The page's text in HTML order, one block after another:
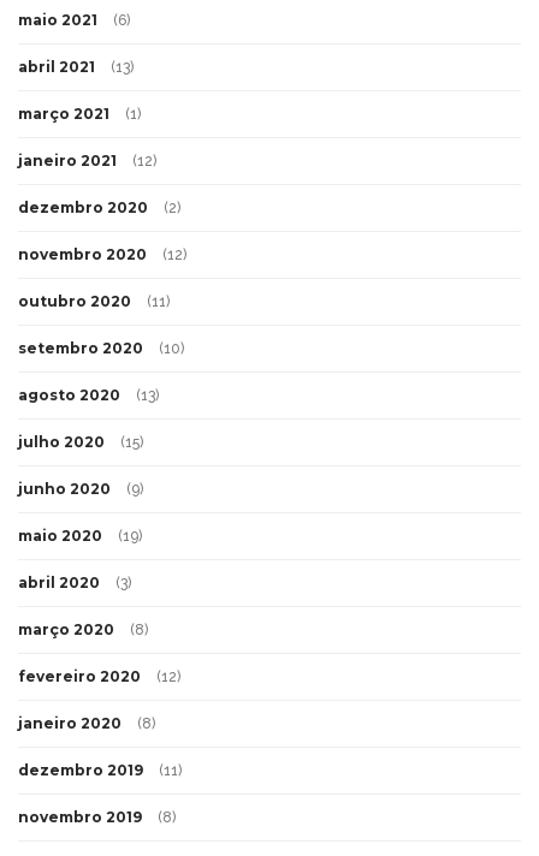
maio 2021 (6)
abril 2021 (13)
março 2021 (1)
janeiro 2021 (12)
dezembro 2020 (2)
novembro 2020 (12)
outubro 2020 (11)
setembro 2020 (10)
agosto 2020 (13)
julho 2020 (15)
junho 2020 (9)
maio 2020 (19)
abril 2020 (3)
março 2020 (8)
fevereiro 2020 (12)
janeiro 2020 (8)
dezembro 2019 (11)
novembro 2019 (8)